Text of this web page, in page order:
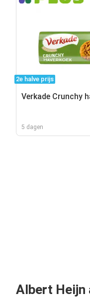
2e halve prijs
Verkade Crunchy
5 dagen
Albert Heijn